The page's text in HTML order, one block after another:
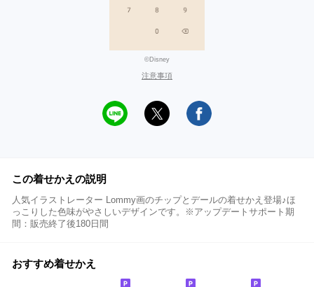
©Disney
注意事項
この着せかえの説明
人気イラストレーター Lommy画のチップとデールの着せかえ登場♪ほ
っこりした色味がやさしいデザインです。※アップデートサポート期
間：販売終了後180日間
おすすめ着せかえ